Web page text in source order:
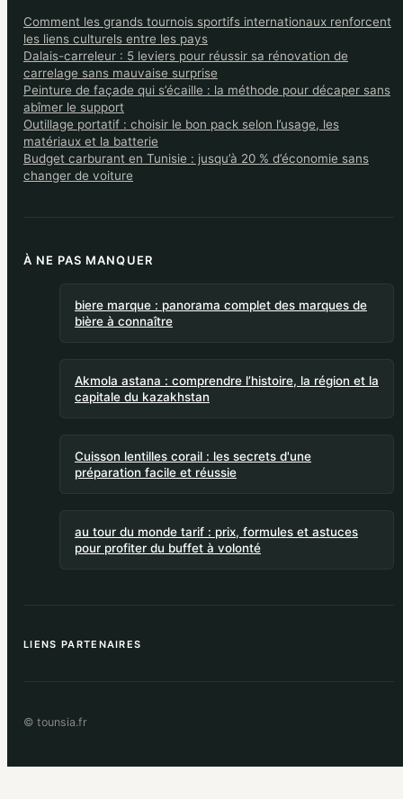
Comment les grands tournois sportifs internationaux renforcent
les liens culturels entre les pays
Dalais-carreleur : 5 leviers pour réussir sa rénovation de
carrelage sans mauvaise surprise
Peinture de façade qui s’écaille : la méthode pour décaper sans
abîmer le support
Outillage portatif : choisir le bon pack selon l’usage, les
matériaux et la batterie
Budget carburant en Tunisie : jusqu’à 20 % d’économie sans
changer de voiture
À NE PAS MANQUER
biere marque : panorama complet des marques de
bière à connaître
Akmola astana : comprendre l’histoire, la région et la
capitale du kazakhstan
Cuisson lentilles corail : les secrets d'une
préparation facile et réussie
au tour du monde tarif : prix, formules et astuces
pour profiter du buffet à volonté
LIENS PARTENAIRES
© tounsia.fr